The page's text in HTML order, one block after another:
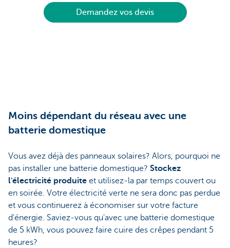
Demandez vos devis
Moins dépendant du réseau avec une
batterie domestique
Vous avez déjà des panneaux solaires? Alors, pourquoi ne
pas installer une batterie domestique? Stockez
l'électricité produite et utilisez-la par temps couvert ou
en soirée. Votre électricité verte ne sera donc pas perdue
et vous continuerez à économiser sur votre facture
d'énergie. Saviez-vous qu'avec une batterie domestique
de 5 kWh, vous pouvez faire cuire des crêpes pendant 5
heures?